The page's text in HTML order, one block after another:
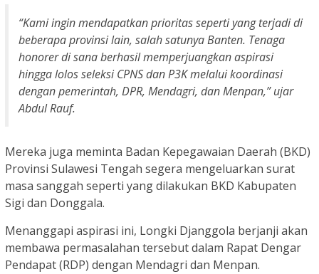
“Kami ingin mendapatkan prioritas seperti yang terjadi di
beberapa provinsi lain, salah satunya Banten. Tenaga
honorer di sana berhasil memperjuangkan aspirasi
hingga lolos seleksi CPNS dan P3K melalui koordinasi
dengan pemerintah, DPR, Mendagri, dan Menpan,” ujar
Abdul Rauf.
Mereka juga meminta Badan Kepegawaian Daerah (BKD)
Provinsi Sulawesi Tengah segera mengeluarkan surat
masa sanggah seperti yang dilakukan BKD Kabupaten
Sigi dan Donggala.
Menanggapi aspirasi ini, Longki Djanggola berjanji akan
membawa permasalahan tersebut dalam Rapat Dengar
Pendapat (RDP) dengan Mendagri dan Menpan.